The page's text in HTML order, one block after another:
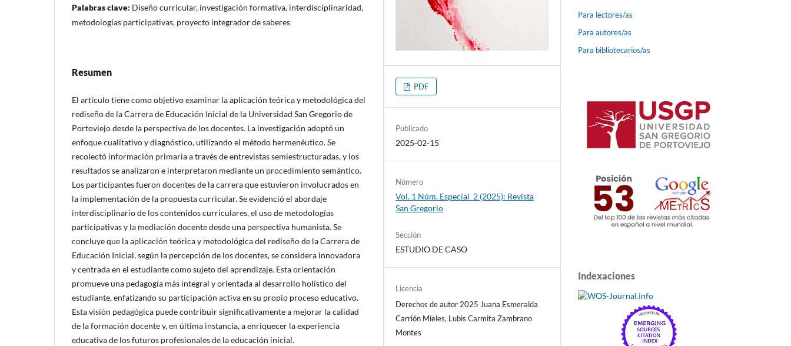
Palabras clave: Diseño curricular, investigación formativa, interdisciplinaridad,
metodologías participativas, proyecto integrador de saberes
Resumen
El artículo tiene como objetivo examinar la aplicación teórica y metodológica del
rediseño de la Carrera de Educación Inicial de la Universidad San Gregorio de
Portoviejo desde la perspectiva de los docentes. La investigación adoptó un
enfoque cualitativo y diagnóstico, utilizando el método hermenéutico. Se
recolectó información primaria a través de entrevistas semiestructuradas, y los
resultados se analizaron e interpretaron mediante un procedimiento semántico.
Los participantes fueron docentes de la carrera que estuvieron involucrados en
la implementación de la propuesta curricular. Se evidenció el abordaje
interdisciplinario de los contenidos curriculares, el uso de metodologías
participativas y la mediación docente desde una perspectiva humanista. Se
concluye que la aplicación teórica y metodológica del rediseño de la Carrera de
Educación Inicial, según la percepción de los docentes, se considera innovadora
y centrada en el estudiante como sujeto del aprendizaje. Esta orientación
promueve una pedagogía más integral y orientada al desarrollo holístico del
estudiante, enfatizando su participación activa en su propio proceso educativo.
Esta visión pedagógica puede contribuir significativamente a mejorar la calidad
de la formación docente y, en última instancia, a enriquecer la experiencia
educativa de los futuros profesionales de la educación inicial.
PDF
Publicado
2025-02-15
Número
Vol. 1 Núm. Especial_2 (2025): Revista
San Gregorio
Sección
ESTUDIO DE CASO
Licencia
Derechos de autor 2025 Juana Esmeralda
Carrión Mieles, Lubis Carmita Zambrano
Montes
Para lectores/as
Para autores/as
Para bibliotecarios/as
Indexaciones